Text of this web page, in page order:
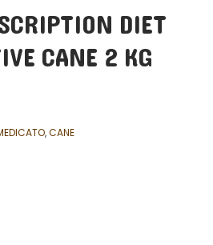
DIET
CANE 2 KG
,CANE